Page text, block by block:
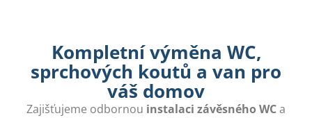
Kompletní výměna WC,
sprchových koutů a van pro
váš domov
Zajišťujeme odbornou instalaci závěsného WCa